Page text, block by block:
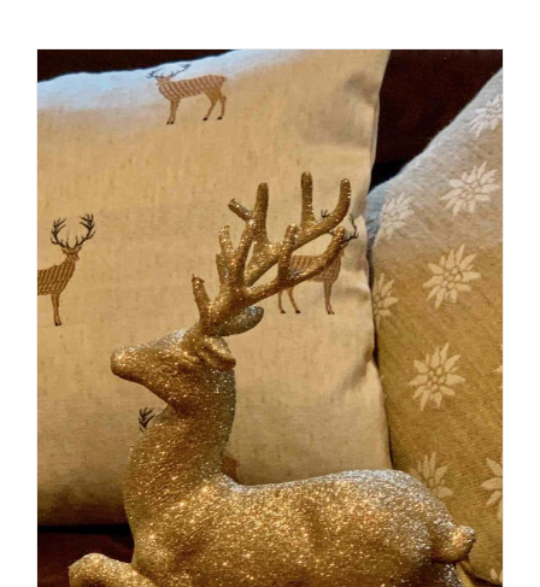
Interior Glamour – Let’s start the
decoration madness